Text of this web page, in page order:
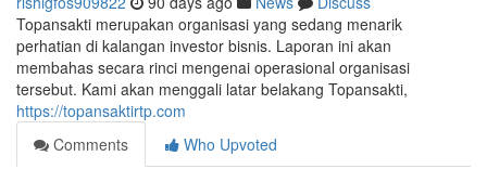
Topansakti merupakan organisasi yang sedang menarik
perhatian di kalangan investor bisnis. Laporan ini akan
membahas secara rinci mengenai operasional organisasi
tersebut. Kami akan menggali latar belakang Topansakti,
https://topansaktirtp.com
Comments
Who Upvoted